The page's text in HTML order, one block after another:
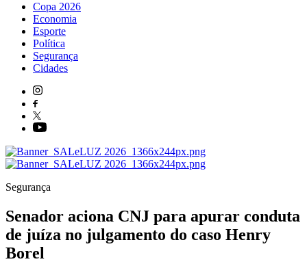
Copa 2026
Economia
Esporte
Política
Segurança
Cidades
Segurança
Senador aciona CNJ para apurar conduta
de juíza no julgamento do caso Henry
Borel